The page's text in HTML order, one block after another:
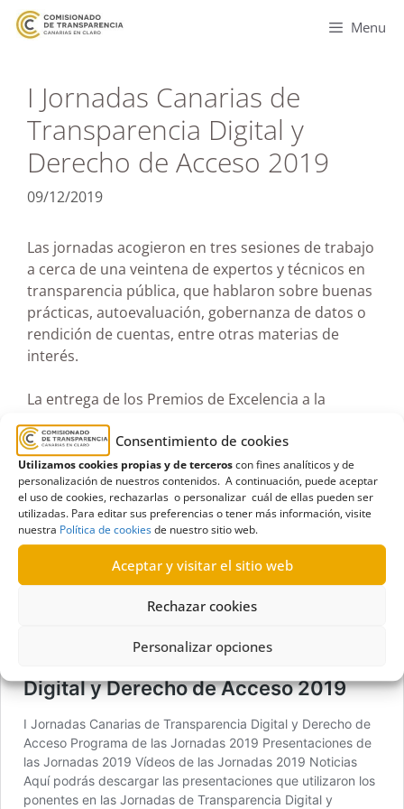
Consentimiento de cookies
Utilizamos cookies propias y de terceroscon fines analíticos y de
personalización de nuestros contenidos. A continuación, puede aceptar
el uso de cookies, rechazarlas o personalizar cuál de ellas pueden ser
utilizadas. Para editar sus preferencias o tener más información, visite
nuestra Política de cookiesde nuestro sitio web.
Aceptar y visitar el sitio web
Rechazar cookies
Personalizar opciones
Menu
I Jornadas Canarias de
Transparencia Digital y
Derecho de Acceso 2019
09/12/2019
Las jornadas acogieron en tres sesiones de trabajo
a cerca de una veintena de expertos y técnicos en
transparencia pública, que hablaron sobre buenas
prácticas, autoevaluación, gobernanza de datos o
rendición de cuentas, entre otras materias de
interés.
La entrega de los Premios de Excelencia a la
Transparencia Digital en Canarias, durante las
jornadas, reconoció, en su primera edición, las 86
instituciones y empresas públicas de las Islas que
han obtenido una puntuación superior a 7 (en una
escala de 1 a 10) en el Índice ITCanarias, que mide
el grado de cumplimiento de sus obligaciones en
esta materia.